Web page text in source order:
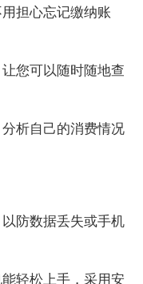
担心忘记缴纳账
您可以随时随地查
析自己的消费情况
防数据丢失或手机
轻松上手，采用安